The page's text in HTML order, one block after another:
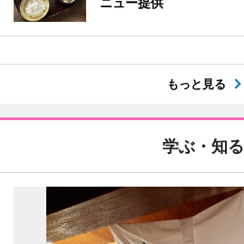
もっと見る
学ぶ・知る